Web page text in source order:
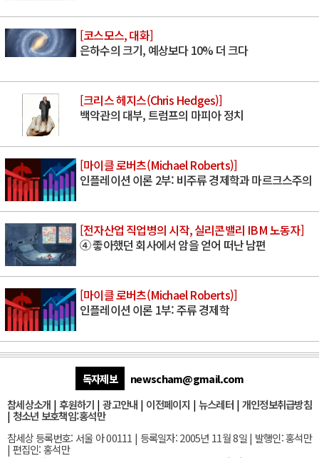
[코스모스, 대화]
은하수의 크기, 예상보다 10% 더 크다
[크리스 헤지스(Chris Hedges)]
백악관의 대부, 트럼프의 마피아 정치
[마이클 로버츠(Michael Roberts)]
인플레이션 이론 2부: 비주류 경제학과 마르크스주의
[전자산업 직업병의 시작, 실리콘밸리 IBM 노동자]
④ 좋아했던 회사에서 암을 얻어 떠난 남편
[마이클 로버츠(Michael Roberts)]
인플레이션 이론 1부: 주류 경제학
독자제보
newscham@gmail.com
참세상소개 | 후원하기 |광고안내 | 이전페이지 | 뉴스레터| 개인정보취급방침
| 청소년 보호책임:홍석만
참세상 등록번호: 서울 아 00111 | 등록일자: 2005년 11월 8일 | 발행인: 홍석만
| 편집인: 홍석만